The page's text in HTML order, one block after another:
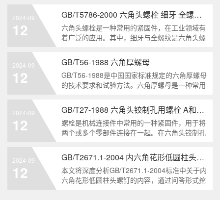
领域，帮助读者更好地了解和应用该种螺钉。什
么是GB/T65-2000 开槽圆柱头螺钉？GB/T65-
200
2024-09
12
GB/T5786-2000 六角头螺栓 细牙 全螺纹——工业重要性和特点
六角头螺栓是一种常用的紧固件，在工业领域有
着广泛的应用。其中，细牙与全螺纹是六角头螺
两个方面，对GB/T5786-2000标准下的六角头螺
栓 细牙 全螺纹进行深度分析和知识挖掘。什么
是GB/T57
2024-09
12
GB/T56-1988 六角厚螺母
GB/T56-1988是中国国家标准规定的六角厚螺母
的技术要求和试验方法。六角厚螺母是一种常用
用于需要更大的力矩和耐久性的紧固装配。六角
厚螺母的材料和制造工艺六角厚螺母通常由低碳
钢、中碳钢或合金钢
2024-09
12
GB/T27-1988 六角头铰制孔用螺栓 A和B级
螺栓是机械连接件中常用的一种紧固件，用于将
两个或多个零部件连接在一起。在六角头铰制孔
级和B级两种。下面我们来分析一下这两种级别
的螺栓有哪些区别。1. A级和B级的定义和标准
有什么不同?A级和B级是
2024-09
12
GB/T2671.1-2004 内六角花形低圆柱头螺钉
本文将深度分析GB/T2671.1-2004标准中关于内
六角花形低圆柱头螺钉的内容，通过问答形式挖